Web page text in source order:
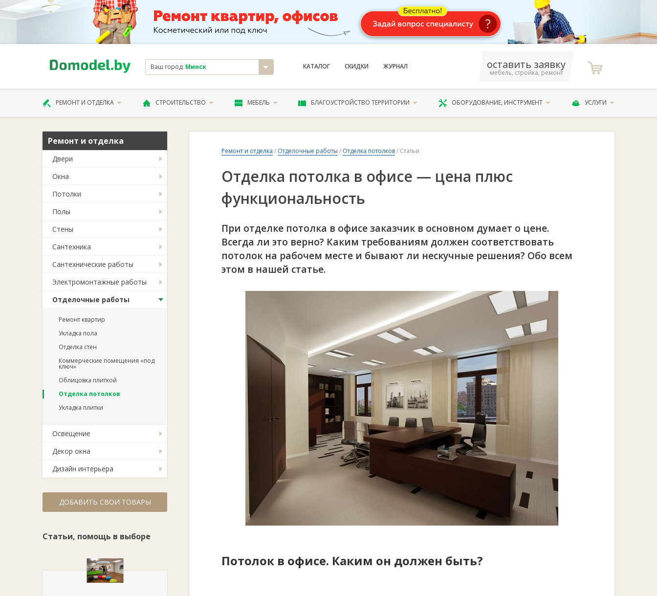
Ваш город: Минск КАТАЛОГ СКИДКИ ЖУРНАЛ оставить заявку
мебель, стройка, ремонт
РЕМОНТ И ОТДЕЛКА СТРОИТЕЛЬСТВО МЕБЕЛЬ БЛАГОУСТРОЙСТВО ТЕРРИТОРИИ ОБОРУДОВАНИЕ, ИНСТРУМЕНТ УСЛУГИ
Ремонт и отделка
Двери
Окна
Потолки
Полы
Стены
Сантехника
Сантехнические работы
Электромонтажные работы
Отделочные работы
Ремонт квартир
Укладка пола
Отделка стен
Коммерческие помещения «под
ключ»
Облицовка плиткой
Отделка потолков
Укладка плитки
Освещение
Декор окна
Дизайн интерьера
ДОБАВИТЬ СВОИ ТОВАРЫ
Статьи, помощь в выборе
Ремонт и отделка / Отделочные работы / Отделка потолков/ Статьи
Отделка потолка в офисе — цена плюс
функциональность
При отделке потолка в офисе заказчик в основном думает о цене.
Всегда ли это верно? Каким требованиям должен соответствовать
потолок на рабочем месте и бывают ли нескучные решения? Обо всем
этом в нашей статье.
Потолок в офисе. Каким он должен быть?